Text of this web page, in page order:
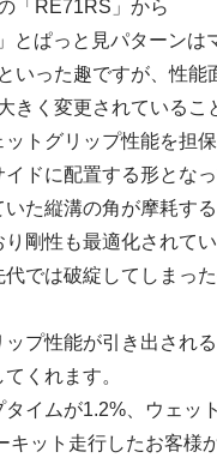
「RE71RS」から
とぱっと見パターンは
いった趣ですが、性能
きく変更されているこ
トグリップ性能を担
ドに配置する形とな
た縦溝の角が摩耗す
剛性も最適化されて
では破綻してしまっ
プ性能が引き出され
くれます。
イムが1.2%、ウェッ
ット走行したお客様か